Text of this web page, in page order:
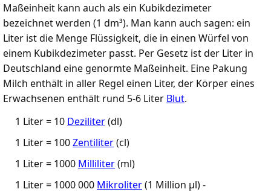
Maßeinheit kann auch als ein Kubikdezimeter
bezeichnet werden (1 dm³). Man kann auch sagen: ein
Liter ist die Menge Flüssigkeit, die in einen Würfel von
einem Kubikdezimeter passt. Per Gesetz ist der Liter in
Deutschland eine genormte Maßeinheit. Eine Pakung
Milch enthält in aller Regel einen Liter, der Körper eines
Erwachsenen enthält rund 5-6 Liter Blut.
1 Liter = 10 Deziliter(dl)
1 Liter = 100Zentiliter(cl)
1 Liter = 1000 Milliliter(ml)
1 Liter = 1000 000 Mikroliter(1 Million µl) -